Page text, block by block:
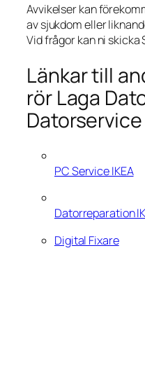
Avvikelser kan
av sjukdom eller
Vid frågor kan ni skicka
Länkar till
rör Laga
Datorservice
PC Service IKEA
Datorreparation
Digital Fixare